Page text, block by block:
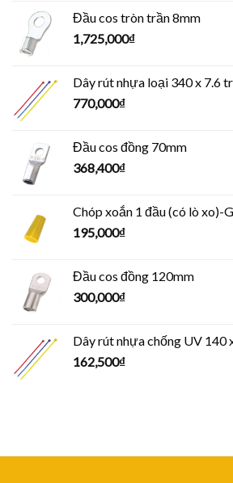
Đầu cos tròn trần 8mm
1,725,000₫
Dây rút nhựa loại 340 x 7.6
770,000₫
Đầu cos đồng 70mm
368,400₫
Chóp xoắn 1 đầu (có lò xo)-
195,000₫
Đầu cos đồng 120mm
300,000₫
Dây rút nhựa chống UV 140
162,500₫